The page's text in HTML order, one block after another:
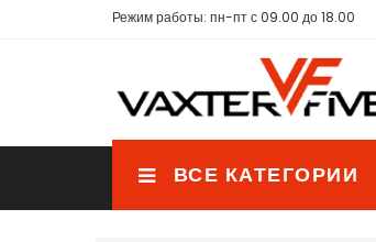
Режим работы: пн-пт с 09.00 до 18.00
ВСЕ КАТЕГОРИИ